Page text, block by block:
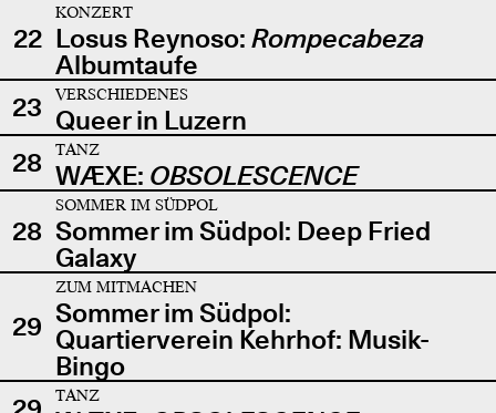
22
KONZERT
Losus Reynoso: Rompecabeza
Albumtaufe
23
VERSCHIEDENES
Queer in Luzern
28
TANZ
WÆXE: OBSOLESCENCE
28
SOMMER IM SÜDPOL
Sommer im Südpol: Deep Fried
Galaxy
29
ZUM MITMACHEN
Sommer im Südpol:
Quartierverein Kehrhof: Musik-
Bingo
TANZ